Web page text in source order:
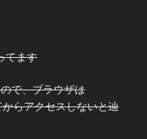
てます
で、ブラウザは
らアクセスしないと辿